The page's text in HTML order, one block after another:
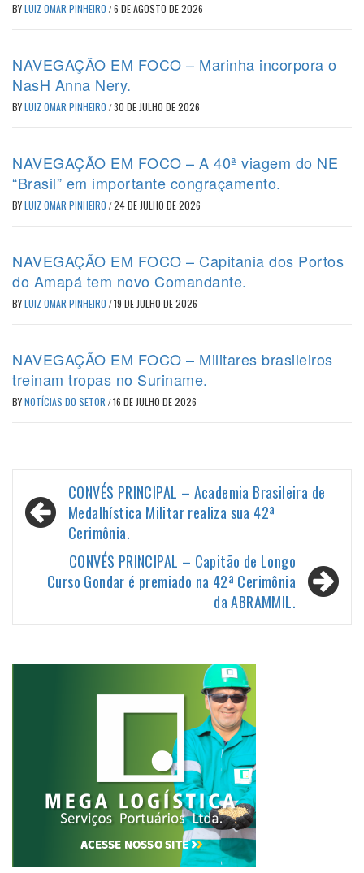
BYLUIZ OMAR PINHEIRO /6 DE AGOSTO DE 2026
NAVEGAÇÃO EM FOCO – Marinha incorpora o
NasH Anna Nery.
BYLUIZ OMAR PINHEIRO /30 DE JULHO DE 2026
NAVEGAÇÃO EM FOCO – A 40ª viagem do NE
“Brasil” em importante congraçamento.
BYLUIZ OMAR PINHEIRO /24 DE JULHO DE 2026
NAVEGAÇÃO EM FOCO – Capitania dos Portos
do Amapá tem novo Comandante.
BYLUIZ OMAR PINHEIRO /19 DE JULHO DE 2026
NAVEGAÇÃO EM FOCO – Militares brasileiros
treinam tropas no Suriname.
BYNOTÍCIAS DO SETOR /16 DE JULHO DE 2026
Navegação
de
CONVÉS PRINCIPAL – Academia Brasileira de
Medalhística Militar realiza sua 42ª
Cerimônia.
CONVÉS PRINCIPAL – Capitão de Longo
Curso Gondar é premiado na 42ª Cerimônia
da ABRAMMIL.